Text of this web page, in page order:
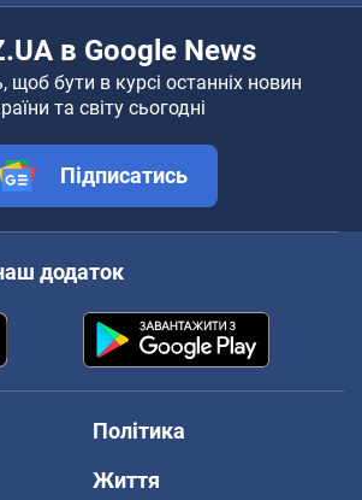
в Google News
щоб бути в курсі останніх новин
та світу сьогодні
Підписатись
додаток
Політика
Життя